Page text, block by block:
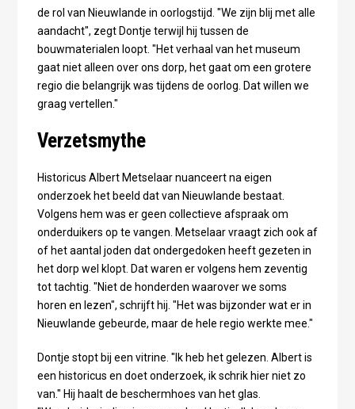
de rol van Nieuwlande in oorlogstijd. "We zijn blij met alle
aandacht", zegt Dontje terwijl hij tussen de
bouwmaterialen loopt. "Het verhaal van het museum
gaat niet alleen over ons dorp, het gaat om een grotere
regio die belangrijk was tijdens de oorlog. Dat willen we
graag vertellen."
Verzetsmythe
Historicus Albert Metselaar nuanceert na eigen
onderzoek het beeld dat van Nieuwlande bestaat.
Volgens hem was er geen collectieve afspraak om
onderduikers op te vangen. Metselaar vraagt zich ook af
of het aantal joden dat ondergedoken heeft gezeten in
het dorp wel klopt. Dat waren er volgens hem zeventig
tot tachtig. "Niet de honderden waarover we soms
horen en lezen", schrijft hij. "Het was bijzonder wat er in
Nieuwlande gebeurde, maar de hele regio werkte mee."
Dontje stopt bij een vitrine. "Ik heb het gelezen. Albert is
een historicus en doet onderzoek, ik schrik hier niet zo
van." Hij haalt de beschermhoes van het glas.